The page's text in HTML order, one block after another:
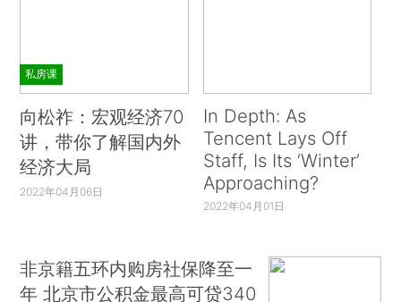
私房课
向松祚：宏观经济70
讲，带你了解国内外
经济大局
2022年04月06日
In Depth: As
Tencent Lays Off
Staff, Is Its ‘Winter’
Approaching?
2022年04月01日
非京籍五环内购房社保降至一
年 北京市公积金最高可贷340